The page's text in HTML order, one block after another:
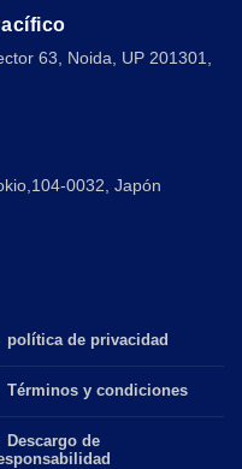
63, Noida, UP 201301,
0032, Japón
política de privacidad
Términos y condiciones
Descargo de